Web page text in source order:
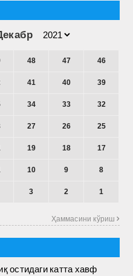
48 47 46
41 40 39
34 33 32
27 26 25
19 18 17
10 9 8
3 2 1
Ҳаммасини кўриш 
остидаги катта хавф